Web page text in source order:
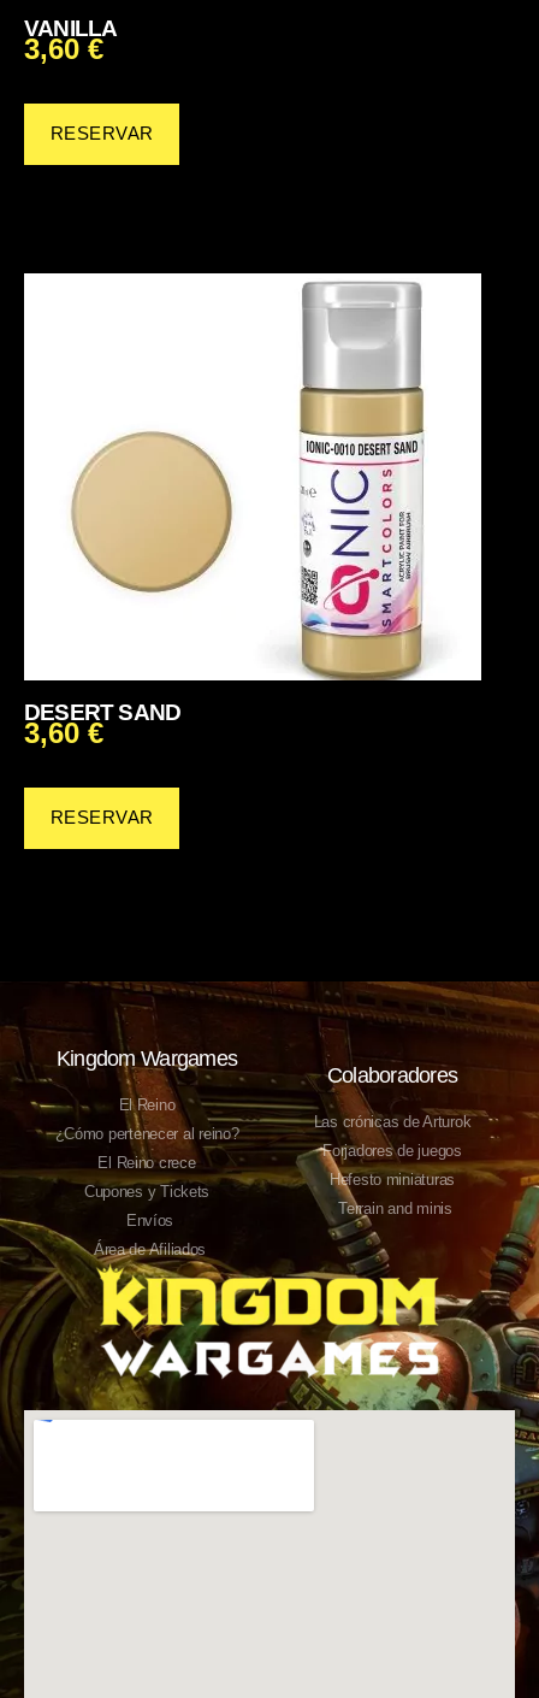
VANILLA
3,60 €
RESERVAR
DESERT SAND
3,60 €
RESERVAR
Kingdom Wargames
El Reino
¿Cómo pertenecer al reino?
El Reino crece
Cupones y Tickets
Envíos
Área de Afiliados
Colaboradores
Las crónicas de Arturok
Forjadores de juegos
Hefesto miniaturas
Terrain and minis